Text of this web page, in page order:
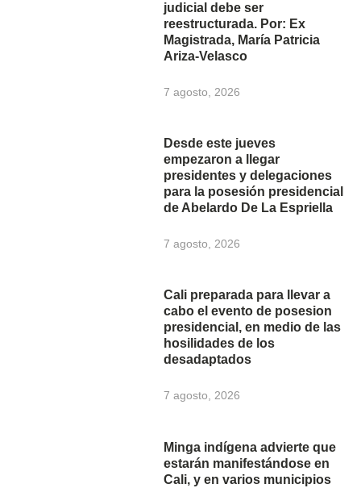
judicial debe ser
reestructurada. Por: Ex
Magistrada, María Patricia
Ariza-Velasco
7 agosto, 2026
Desde este jueves
empezaron a llegar
presidentes y delegaciones
para la posesión presidencial
de Abelardo De La Espriella
7 agosto, 2026
Cali preparada para llevar a
cabo el evento de posesion
presidencial, en medio de las
hosilidades de los
desadaptados
7 agosto, 2026
Minga indígena advierte que
estarán manifestándose en
Cali, y en varios municipios